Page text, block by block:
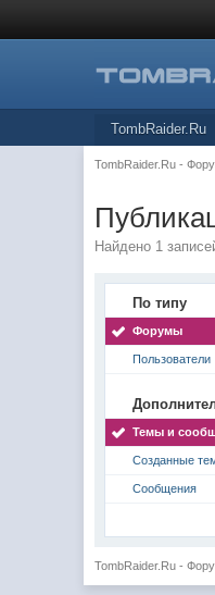
TombRaider.Ru
TombRaider.Ru -
Найдено 1
По типу
Форумы
Пользователи
Темы и
Созданные
Сообщения
TombRaider.Ru -